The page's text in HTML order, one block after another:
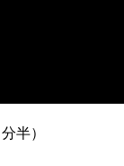
半）